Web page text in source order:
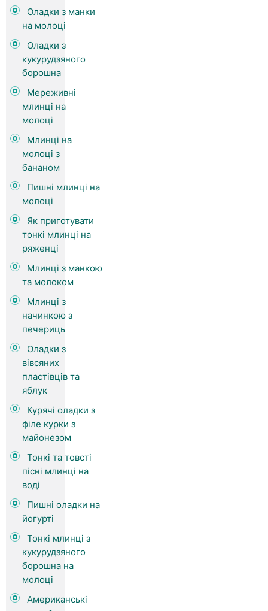
Оладки з манки
на молоці
Оладки з
кукурудзяного
борошна
Мереживні
млинці на
молоці
Млинці на
молоці з
бананом
Пишні млинці на
молоці
Як приготувати
тонкі млинці на
ряженці
Млинці з манкою
та молоком
Млинці з
начинкою з
печериць
Оладки з
вівсяних
пластівців та
яблук
Курячі оладки з
філе курки з
майонезом
Тонкі та товсті
пісні млинці на
воді
Пишні оладки на
йогурті
Тонкі млинці з
кукурудзяного
борошна на
молоці
Американські